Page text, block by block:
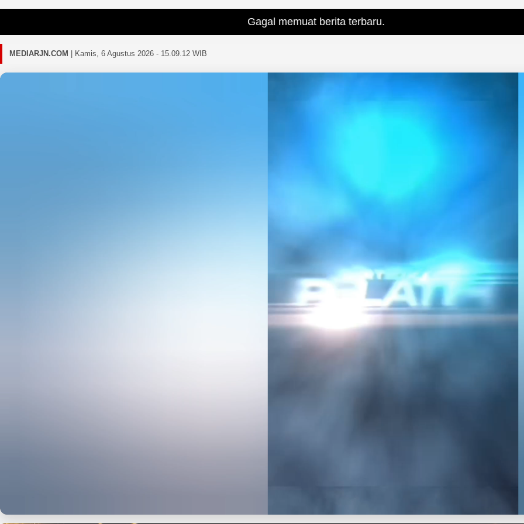
Gagal memuat berita terbaru.
MEDIARJN.COM Kamis, 6 Agustus 2026 - 15.09.15 WIB